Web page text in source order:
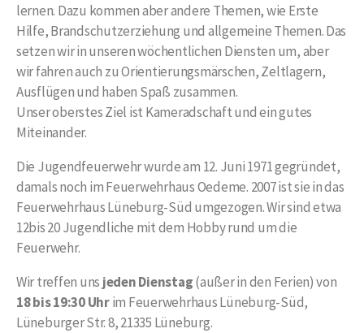
lernen. Dazu kommen aber andere Themen, wie Erste
Hilfe, Brandschutzerziehung und allgemeine Themen. Das
setzen wir in unseren wöchentlichen Diensten um, aber
wir fahren auch zu Orientierungsmärschen, Zeltlagern,
Ausflügen und haben Spaß zusammen.
Unser oberstes Ziel ist Kameradschaft und ein gutes
Miteinander.
Die Jugendfeuerwehr wurde am 12. Juni 1971 gegründet,
damals noch im Feuerwehrhaus Oedeme. 2007 ist sie in das
Feuerwehrhaus Lüneburg-Süd umgezogen. Wir sind etwa
12bis 20 Jugendliche mit dem Hobby rund um die
Feuerwehr.
Wir treffen uns jeden Dienstag(außer in den Ferien) von
18 bis 19:30 Uhrim Feuerwehrhaus Lüneburg-Süd,
Lüneburger Str. 8, 21335 Lüneburg.